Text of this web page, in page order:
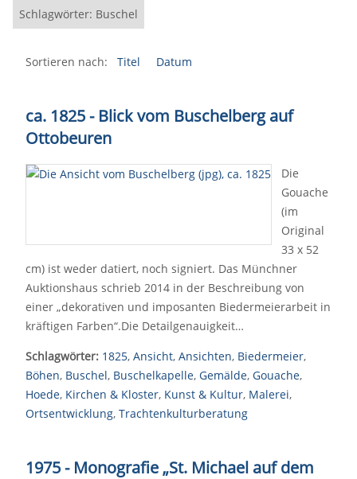
Schlagwörter: Buschel
Sortieren nach: Titel Datum
ca. 1825 - Blick vom Buschelberg auf
Ottobeuren
Die
Gouache
(im
Original
33 x 52
cm) ist weder datiert, noch signiert. Das Münchner
Auktionshaus schrieb 2014 in der Beschreibung von
einer „dekorativen und imposanten Biedermeierarbeit in
kräftigen Farben“.Die Detailgenauigkeit…
Schlagwörter: 1825, Ansicht, Ansichten, Biedermeier,
Böhen, Buschel, Buschelkapelle, Gemälde, Gouache,
Hoede, Kirchen & Kloster, Kunst & Kultur, Malerei,
Ortsentwicklung, Trachtenkulturberatung
1975 - Monografie „St. Michael auf dem